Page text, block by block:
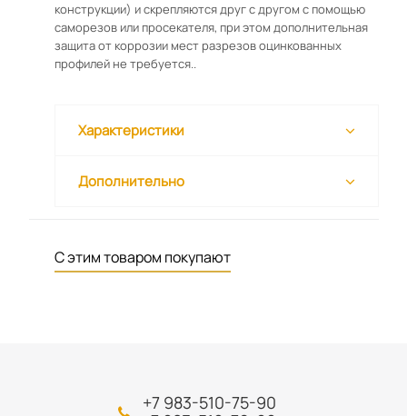
конструкции) и скрепляются друг с другом с помощью
саморезов или просекателя, при этом дополнительная
защита от коррозии мест разрезов оцинкованных
профилей не требуется..
Характеристики
Дополнительно
С этим товаром покупают
+7 983-510-75-90